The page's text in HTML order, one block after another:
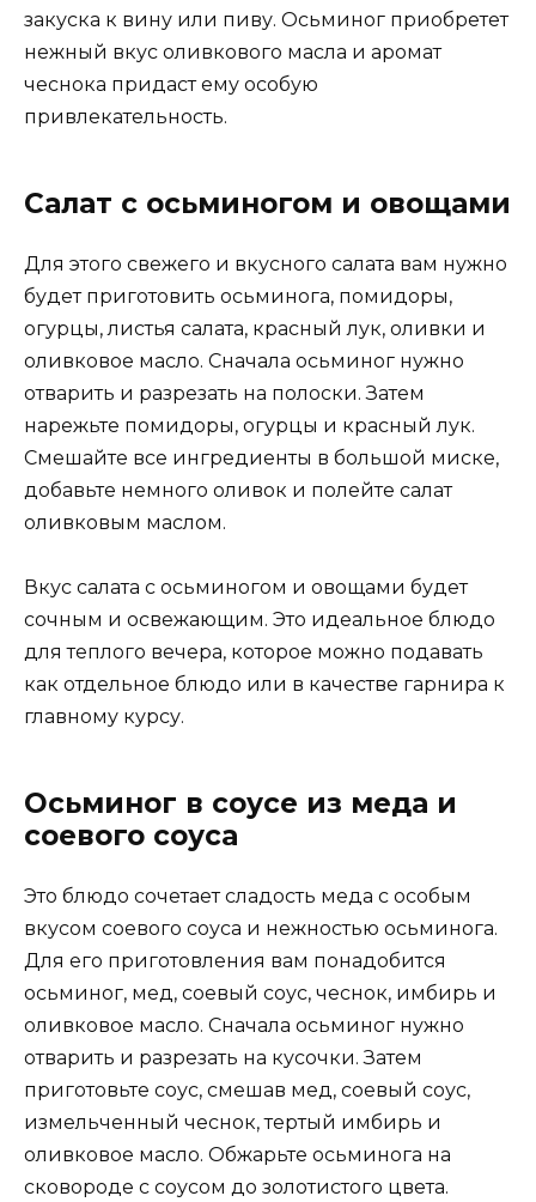
закуска к вину или пиву. Осьминог приобретет
нежный вкус оливкового масла и аромат
чеснока придаст ему особую
привлекательность.
Салат с осьминогом и овощами
Для этого свежего и вкусного салата вам нужно
будет приготовить осьминога, помидоры,
огурцы, листья салата, красный лук, оливки и
оливковое масло. Сначала осьминог нужно
отварить и разрезать на полоски. Затем
нарежьте помидоры, огурцы и красный лук.
Смешайте все ингредиенты в большой миске,
добавьте немного оливок и полейте салат
оливковым маслом.
Вкус салата с осьминогом и овощами будет
сочным и освежающим. Это идеальное блюдо
для теплого вечера, которое можно подавать
как отдельное блюдо или в качестве гарнира к
главному курсу.
Осьминог в соусе из меда и
соевого соуса
Это блюдо сочетает сладость меда с особым
вкусом соевого соуса и нежностью осьминога.
Для его приготовления вам понадобится
осьминог, мед, соевый соус, чеснок, имбирь и
оливковое масло. Сначала осьминог нужно
отварить и разрезать на кусочки. Затем
приготовьте соус, смешав мед, соевый соус,
измельченный чеснок, тертый имбирь и
оливковое масло. Обжарьте осьминога на
сковороде с соусом до золотистого цвета.